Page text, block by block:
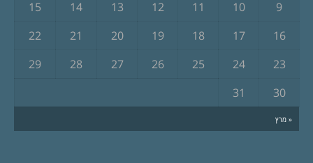
« מרץ
9
10
11
12
13
14
15
16
17
18
19
20
21
22
23
24
25
26
27
28
29
30
31